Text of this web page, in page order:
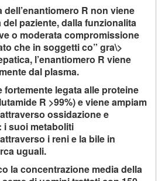
R non viene
del paziente, dalla funzionalita
o moderata compromissione
che in soggetti co” gra\>
l’enantiomero R viene
dal plasma.
fortemente legata alle proteine
R >99%) e viene ampiam
ossidazione e
suoi metaboliti
i reni e la bile in
uguali.
la concentrazione media della